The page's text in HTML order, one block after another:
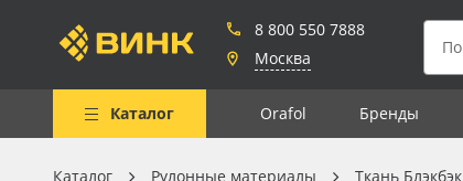
8 800 550 7888
Москва
Каталог Orafol Бренды
Каталог Рулонные материалы Ткань Блэкбэк